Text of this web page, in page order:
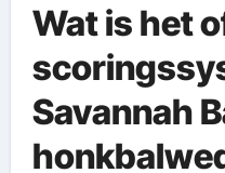
Wat is het
Savannah